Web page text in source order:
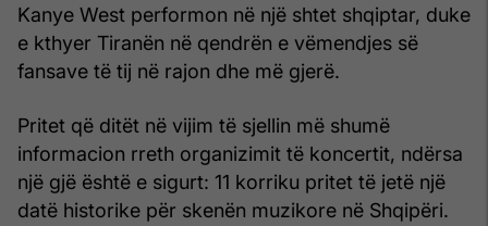
Kanye West performon në një shtet shqiptar, duke
e kthyer Tiranën në qendrën e vëmendjes së
fansave të tij në rajon dhe më gjerë.
Pritet që ditët në vijim të sjellin më shumë
informacion rreth organizimit të koncertit, ndërsa
një gjë është e sigurt: 11 korriku pritet të jetë një
datë historike për skenën muzikore në Shqipëri.